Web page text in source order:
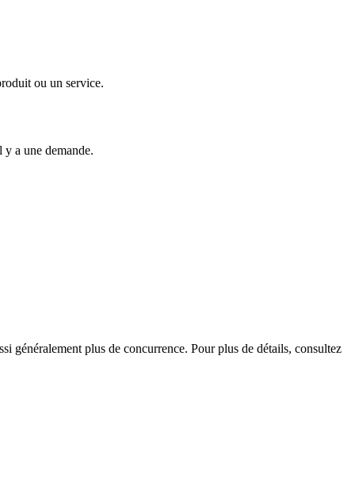
ou un service.
y a une demande.
généralement plus de concurrence. Pour plus de détails, consultez